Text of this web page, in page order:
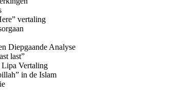
vertaling
Diepgaande Analyse
last”
Vertaling
in de Islam